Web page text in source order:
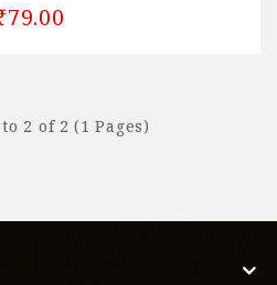
2 of 2 (1 Pages)